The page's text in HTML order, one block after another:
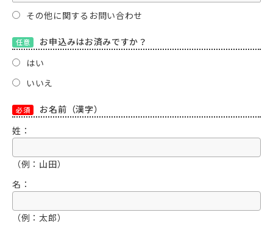
その他に関するお問い合わせ
任意
お申込みはお済みですか？
はい
いいえ
必須
お名前（漢字）
姓：
（例：山田）
名：
（例：太郎）